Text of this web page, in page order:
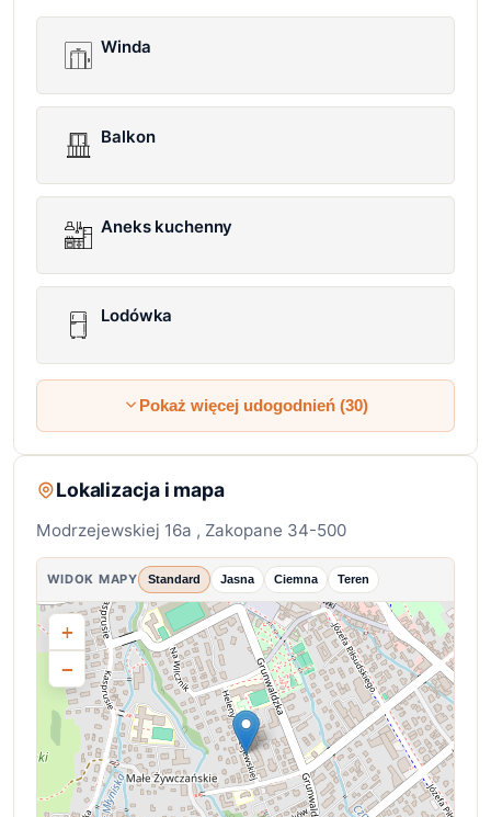
Lokalizacja i mapa
Modrzejewskiej 16a , Zakopane 34-500
WIDOK MAPY Standard Jasna Ciemna Teren
+
−
Winda
Balkon
Aneks kuchenny
Lodówka
Pokaż więcej udogodnień (30)